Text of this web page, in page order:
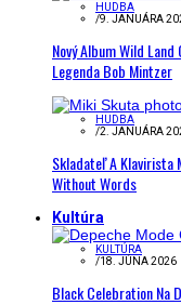
HUDBA
/9. JANUÁRA
Nový Album Wild
Legenda Bob Mintzer
HUDBA
/2. JANUÁRA
Skladateľ A Klavirista
Without Words
Kultúra
KULTÚRA
/18. JÚNA 2026
Black Celebration Na